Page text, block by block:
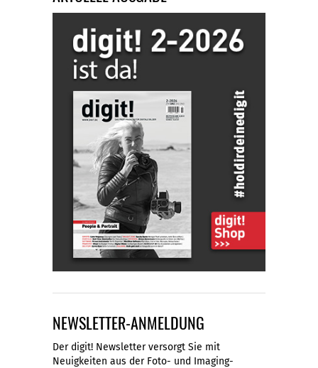
NEWSLETTER-ANMELDUNG
Der digit! Newsletter versorgt Sie mit
Neuigkeiten aus der Foto- und Imaging-